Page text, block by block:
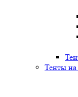
Тенты на